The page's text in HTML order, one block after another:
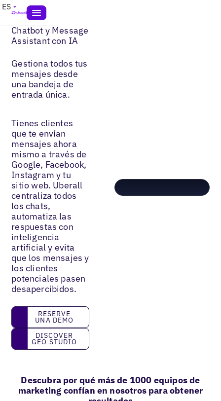
ES
Chatbot y Message
Assistant con IA
Gestiona todos tus
mensajes desde
una bandeja de
entrada única.
Tienes clientes
que te envían
mensajes ahora
mismo a través de
Google, Facebook,
Instagram y tu
sitio web. Uberall
centraliza todos
los chats,
automatiza las
respuestas con
inteligencia
artificial y evita
que los mensajes y
los clientes
potenciales pasen
desapercibidos.
Reserve una demo
RESERVE
UNA DEMO
Discover GEO Studio
DISCOVER
GEO STUDIO
Descubra por qué más de 1000 equipos de
marketing confían en nosotros para obtener